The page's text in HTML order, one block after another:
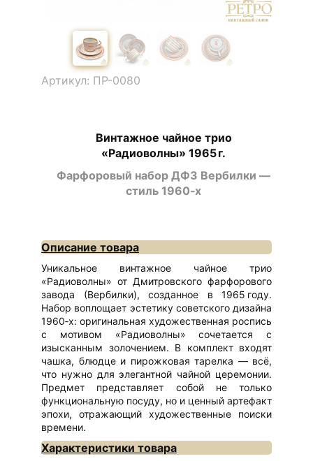
Винтажное чайное трио
«Радиоволны» 1965 г.
Фарфоровый набор ДФЗ Вербилки —
стиль 1960‑х
Описание товара
Уникальное винтажное чайное трио
«Радиоволны» от Дмитровского фарфорового
завода (Вербилки), созданное в 1965 году.
Набор воплощает эстетику советского дизайна
1960‑х: оригинальная художественная роспись
с мотивом «Радиоволны» сочетается с
изысканным золочением. В комплект входят
чашка, блюдце и пирожковая тарелка — всё,
что нужно для элегантной чайной церемонии.
Предмет представляет собой не только
функциональную посуду, но и ценный артефакт
эпохи, отражающий художественные поиски
времени.
Характеристики товара
Артикул: ПР-0080